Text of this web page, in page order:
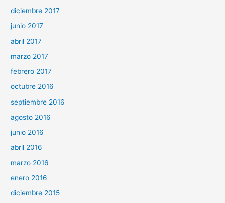
diciembre 2017
junio 2017
abril 2017
marzo 2017
febrero 2017
octubre 2016
septiembre 2016
agosto 2016
junio 2016
abril 2016
marzo 2016
enero 2016
diciembre 2015